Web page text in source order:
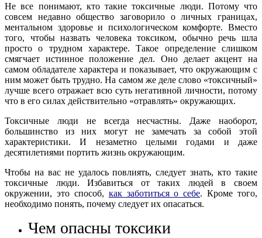
Не все понимают, кто такие токсичные люди. Потому что
совсем недавно общество заговорило о личных границах,
ментальном здоровье и психологическом комфорте. Вместо
того, чтобы назвать человека токсиком, обычно речь шла
просто о трудном характере. Такое определение слишком
смягчает истинное положение дел. Оно делает акцент на
самом обладателе характера и показывает, что окружающим с
ним может быть трудно. На самом же деле слово «токсичный»
лучше всего отражает всю суть негативной личности, потому
что в его силах действительно «отравлять» окружающих.
Токсичные люди не всегда несчастны. Даже наоборот,
большинство из них могут не замечать за собой этой
характеристики. И незаметно целыми годами и даже
десятилетиями портить жизнь окружающим.
Чтобы на вас не удалось повлиять, следует знать, кто такие
токсичные люди. Избавиться от таких людей в своем
окружении, это способ, как заботиться о себе. Кроме того,
необходимо понять, почему следует их опасаться.
Чем опасны токсики